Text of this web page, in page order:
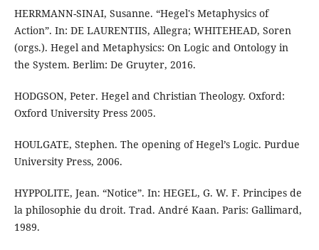
HERRMANN-SINAI, Susanne. “Hegel's Metaphysics of
Action”. In: DE LAURENTIIS, Allegra; WHITEHEAD, Soren
(orgs.). Hegel and Metaphysics: On Logic and Ontology in
the System. Berlim: De Gruyter, 2016.
HODGSON, Peter. Hegel and Christian Theology. Oxford:
Oxford University Press 2005.
HOULGATE, Stephen. The opening of Hegel’s Logic. Purdue
University Press, 2006.
HYPPOLITE, Jean. “Notice”. In: HEGEL, G. W. F. Principes de
la philosophie du droit. Trad. André Kaan. Paris: Gallimard,
1989.